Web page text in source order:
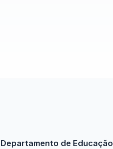
Departamento de Educação